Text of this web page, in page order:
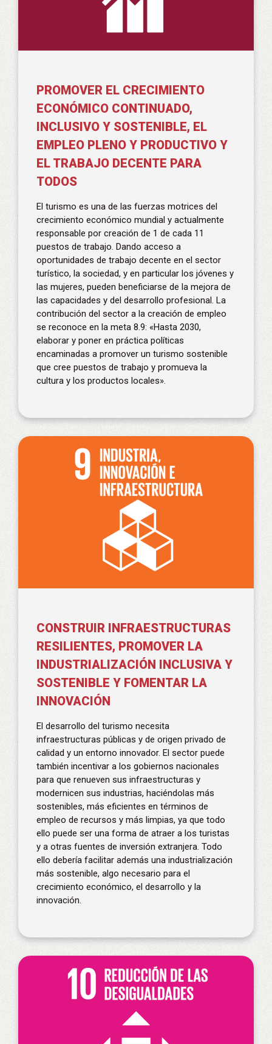
PROMOVER EL CRECIMIENTO
ECONÓMICO CONTINUADO,
INCLUSIVO Y SOSTENIBLE, EL
EMPLEO PLENO Y PRODUCTIVO Y
EL TRABAJO DECENTE PARA
TODOS
El turismo es una de las fuerzas motrices del
crecimiento económico mundial y actualmente
responsable por creación de 1 de cada 11
puestos de trabajo. Dando acceso a
oportunidades de trabajo decente en el sector
turístico, la sociedad, y en particular los jóvenes y
las mujeres, pueden beneficiarse de la mejora de
las capacidades y del desarrollo profesional. La
contribución del sector a la creación de empleo
se reconoce en la meta 8.9: «Hasta 2030,
elaborar y poner en práctica políticas
encaminadas a promover un turismo sostenible
que cree puestos de trabajo y promueva la
cultura y los productos locales».
CONSTRUIR INFRAESTRUCTURAS
RESILIENTES, PROMOVER LA
INDUSTRIALIZACIÓN INCLUSIVA Y
SOSTENIBLE Y FOMENTAR LA
INNOVACIÓN
El desarrollo del turismo necesita
infraestructuras públicas y de origen privado de
calidad y un entorno innovador. El sector puede
también incentivar a los gobiernos nacionales
para que renueven sus infraestructuras y
modernicen sus industrias, haciéndolas más
sostenibles, más eficientes en términos de
empleo de recursos y más limpias, ya que todo
ello puede ser una forma de atraer a los turistas
y a otras fuentes de inversión extranjera. Todo
ello debería facilitar además una industrialización
más sostenible, algo necesario para el
crecimiento económico, el desarrollo y la
innovación.